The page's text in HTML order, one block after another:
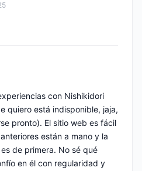
con Nishikidori
quiero está indisponible, jaja,
pronto). El sitio web es fácil
están a mano y la
de primera. No sé qué
en él con regularidad y